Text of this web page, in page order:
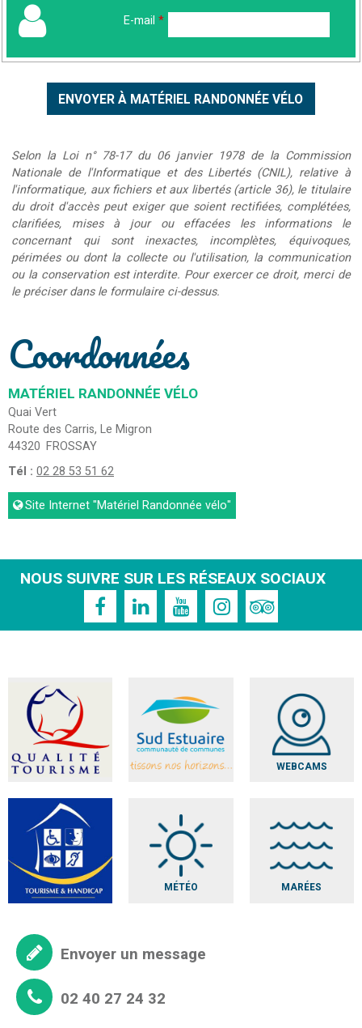
E-mail *
Selon la Loi n° 78-17 du 06 janvier 1978 de la Commission
Nationale de l'Informatique et des Libertés (CNIL), relative à
l'informatique, aux fichiers et aux libertés (article 36), le titulaire
du droit d'accès peut exiger que soient rectifiées, complétées,
clarifiées, mises à jour ou effacées les informations le
concernant qui sont inexactes, incomplètes, équivoques,
périmées ou dont la collecte ou l'utilisation, la communication
ou la conservation est interdite. Pour exercer ce droit, merci de
le préciser dans le formulaire ci-dessus.
Coordonnées
MATÉRIEL RANDONNÉE VÉLO
Quai Vert
Route des Carris, Le Migron
44320 FROSSAY
Tél : 02 28 53 51 62
Site Internet"Matériel Randonnée vélo"
NOUS SUIVRE SUR LES RÉSEAUX SOCIAUX
WEBCAMS
MÉTÉO MARÉES
Envoyer un message
02 40 27 24 32